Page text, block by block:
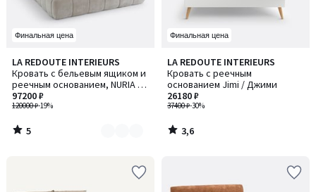
Финальная цена
LA REDOUTE INTERIEURS
Кровать с бельевым ящиком и
реечным основанием, NURIA /
НУРИЯ
120000 ₽-19%
97200 ₽
5
/
5
Количество
цветов:
2
5
/
Финальная цена
LA REDOUTE INTERIEURS
Кровать с реечным
основанием Jimi / Джими
37400 ₽-30%
26180 ₽
3,6
/ 5
3,6
/